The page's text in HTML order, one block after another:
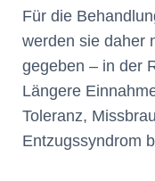
Für die
werden sie daher
gegeben – in der
Längere
Toleranz,
Entzugssyndrom